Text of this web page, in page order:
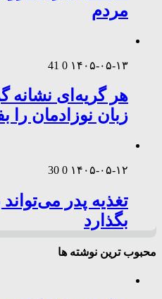
مردم
۱۴۰۵-۰۵-۱۳ 0
41
هر گریه‌ای
زبان نوزادمان را
۱۴۰۵-۰۵-۱۲ 0
30
تغذیه پدر می‌تواند
بگذارد
محبوب ترین نوشته ها